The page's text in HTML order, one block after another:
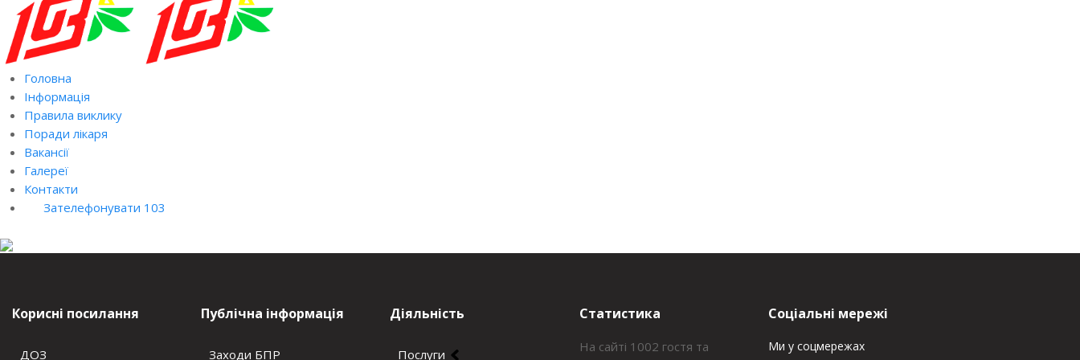
Головна
Інформація
Правила виклику
Поради лікаря
Вакансії
Галереї
Контакти
Зателефонувати 103
Корисні посилання
ДОЗ
Публічна інформація
Заходи БПР
Діяльність
Послуги
Статистика
На сайті 1002 гостя та
Соціальні мережі
Ми у соцмережах